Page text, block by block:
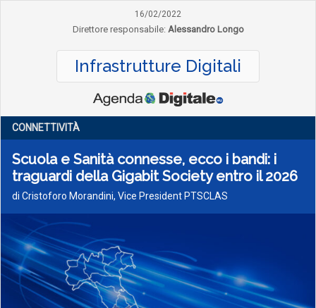
16/02/2022
Direttore responsabile: Alessandro Longo
Infrastrutture Digitali
CONNETTIVITÀ
Scuola e Sanità connesse, ecco i bandi: i
traguardi della Gigabit Society entro il 2026
di Cristoforo Morandini, Vice President PTSCLAS